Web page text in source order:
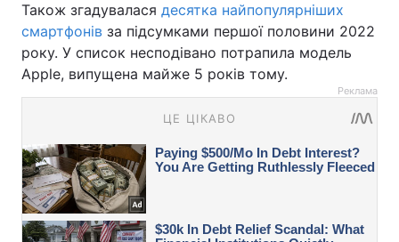
Також згадувалася десятка найпопулярніших
смартфонів за підсумками першої половини 2022
року. У список несподівано потрапила модель
Apple, випущена майже 5 років тому.
Реклама